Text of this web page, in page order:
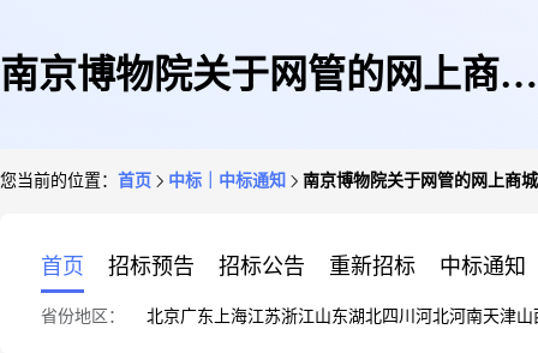
南京博物院关于网管的网上商城
您当前的位置： 首页 中标｜中标通知 南京博物院关于网管的网上商
首页 招标预告 招标公告 重新招标 中标通知
省份地区： 北京广东 上海江苏浙江山东湖北四川 河北河南天津山